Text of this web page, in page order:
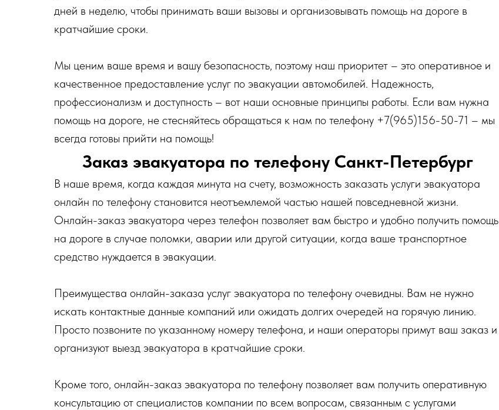
дней в неделю, чтобы принимать ваши вызовы и организовывать помощь на дороге в
кратчайшие сроки.
Мы ценим ваше время и вашу безопасность, поэтому наш приоритет – это оперативное и
качественное предоставление услуг по эвакуации автомобилей. Надежность,
профессионализм и доступность – вот наши основные принципы работы. Если вам нужна
помощь на дороге, не стесняйтесь обращаться к нам по телефону +7(965)156-50-71 – мы
всегда готовы прийти на помощь!
Заказ эвакуатора по телефону Санкт-Петербург
В наше время, когда каждая минута на счету, возможность заказать услуги эвакуатора
онлайн по телефону становится неотъемлемой частью нашей повседневной жизни.
Онлайн-заказ эвакуатора через телефон позволяет вам быстро и удобно получить помощь
на дороге в случае поломки, аварии или другой ситуации, когда ваше транспортное
средство нуждается в эвакуации.
Преимущества онлайн-заказа услуг эвакуатора по телефону очевидны. Вам не нужно
искать контактные данные компаний или ожидать долгих очередей на горячую линию.
Просто позвоните по указанному номеру телефона, и наши операторы примут ваш заказ и
организуют выезд эвакуатора в кратчайшие сроки.
Кроме того, онлайн-заказ эвакуатора по телефону позволяет вам получить оперативную
консультацию от специалистов компании по всем вопросам, связанным с услугами